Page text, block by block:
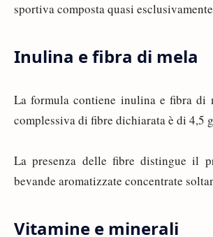
sportiva composta quasi
Inulina e fibra di mela
La formula contiene inulina e fibra di
complessiva di fibre dichiarata è di 4,5
La presenza delle fibre distingue il
bevande aromatizzate concentrate
Vitamine e minerali